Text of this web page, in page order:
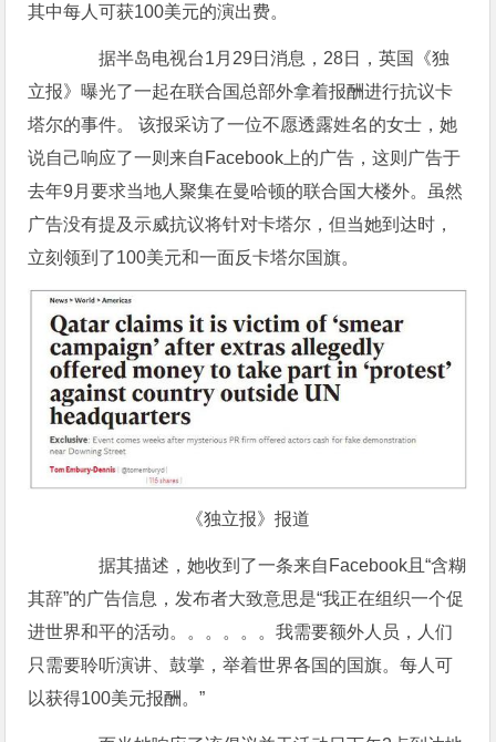
其中每人可获100美元的演出费。
据半岛电视台1月29日消息，28日，英国《独
立报》曝光了一起在联合国总部外拿着报酬进行抗议卡
塔尔的事件。 该报采访了一位不愿透露姓名的女士，她
说自己响应了一则来自Facebook上的广告，这则广告于
去年9月要求当地人聚集在曼哈顿的联合国大楼外。虽然
广告没有提及示威抗议将针对卡塔尔，但当她到达时，
立刻领到了100美元和一面反卡塔尔国旗。
《独立报》报道
据其描述，她收到了一条来自Facebook且“含糊
其辞”的广告信息，发布者大致意思是“我正在组织一个促
进世界和平的活动。。。。。。我需要额外人员，人们
只需要聆听演讲、鼓掌，举着世界各国的国旗。每人可
以获得100美元报酬。”